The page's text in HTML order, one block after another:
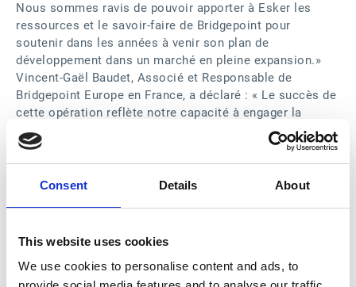
Consent Details About
This website uses cookies
We use cookies to personalise content and ads, to
Nous sommes ravis de pouvoir apporter à Esker les
ressources et le savoir-faire de Bridgepoint pour
soutenir dans les années à venir son plan de
développement dans un marché en pleine expansion.»
Vincent-Gaël Baudet, Associé et Responsable de
Bridgepoint Europe en France, a déclaré : « Le succès de
cette opération reflète notre capacité à engager la
confiance des parties prenantes et à ouvrir de nouvelles
perspectives de développement à Esker et ses équipes.
»
Gabriel Caillaux
, Co-Président et Head of EMEA chez
différenciée et a le potentiel de continuer à élargir son
internationale. Nous sommes impatients de collaborer